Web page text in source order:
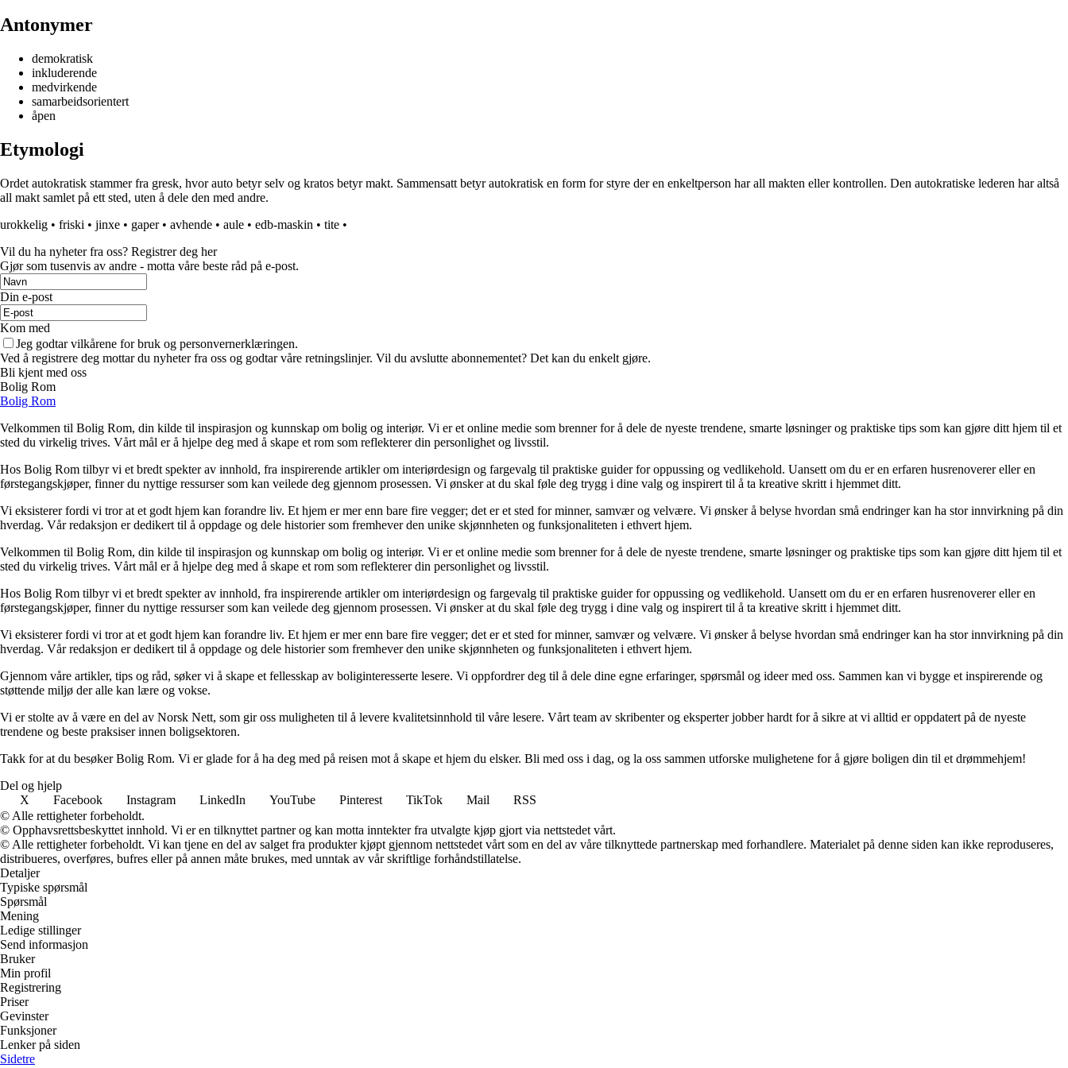
Antonymer
demokratisk
inkluderende
medvirkende
samarbeidsorientert
åpen
Etymologi
Ordet autokratisk stammer fra gresk, hvor auto betyr selv og kratos betyr makt. Sammensatt betyr autokratisk en form for styre der en enkeltperson har all makten eller kontrollen. Den autokratiske lederen har altså
all makt samlet på ett sted, uten å dele den med andre.
urokkelig • friski • jinxe • gaper• avhende • aule • edb-maskin • tite •
Vil du ha nyheter fra oss? Registrer deg her
Gjør som tusenvis av andre - motta våre beste råd på e-post.
Din e-post
Kom med
Jeg godtar vilkårene for bruk og personvernerklæringen.
Ved å registrere deg mottar du nyheter fra oss og godtar våre retningslinjer. Vil du avslutte abonnementet? Det kan du enkelt gjøre.
Bli kjent med oss
Bolig Rom
Bolig Rom
Velkommen til Bolig Rom, din kilde til inspirasjon og kunnskap om bolig og interiør. Vi er et online medie som brenner for å dele de nyeste trendene, smarte løsninger og praktiske tips som kan gjøre ditt hjem til et
sted du virkelig trives. Vårt mål er å hjelpe deg med å skape et rom som reflekterer din personlighet og livsstil.
Hos Bolig Rom tilbyr vi et bredt spekter av innhold, fra inspirerende artikler om interiørdesign og fargevalg til praktiske guider for oppussing og vedlikehold. Uansett om du er en erfaren husrenoverer eller en
førstegangskjøper, finner du nyttige ressurser som kan veilede deg gjennom prosessen. Vi ønsker at du skal føle deg trygg i dine valg og inspirert til å ta kreative skritt i hjemmet ditt.
Vi eksisterer fordi vi tror at et godt hjem kan forandre liv. Et hjem er mer enn bare fire vegger; det er et sted for minner, samvær og velvære. Vi ønsker å belyse hvordan små endringer kan ha stor innvirkning på din
hverdag. Vår redaksjon er dedikert til å oppdage og dele historier som fremhever den unike skjønnheten og funksjonaliteten i ethvert hjem.
Velkommen til Bolig Rom, din kilde til inspirasjon og kunnskap om bolig og interiør. Vi er et online medie som brenner for å dele de nyeste trendene, smarte løsninger og praktiske tips som kan gjøre ditt hjem til et
sted du virkelig trives. Vårt mål er å hjelpe deg med å skape et rom som reflekterer din personlighet og livsstil.
Hos Bolig Rom tilbyr vi et bredt spekter av innhold, fra inspirerende artikler om interiørdesign og fargevalg til praktiske guider for oppussing og vedlikehold. Uansett om du er en erfaren husrenoverer eller en
førstegangskjøper, finner du nyttige ressurser som kan veilede deg gjennom prosessen. Vi ønsker at du skal føle deg trygg i dine valg og inspirert til å ta kreative skritt i hjemmet ditt.
Vi eksisterer fordi vi tror at et godt hjem kan forandre liv. Et hjem er mer enn bare fire vegger; det er et sted for minner, samvær og velvære. Vi ønsker å belyse hvordan små endringer kan ha stor innvirkning på din
hverdag. Vår redaksjon er dedikert til å oppdage og dele historier som fremhever den unike skjønnheten og funksjonaliteten i ethvert hjem.
Gjennom våre artikler, tips og råd, søker vi å skape et fellesskap av boliginteresserte lesere. Vi oppfordrer deg til å dele dine egne erfaringer, spørsmål og ideer med oss. Sammen kan vi bygge et inspirerende og
støttende miljø der alle kan lære og vokse.
Vi er stolte av å være en del av Norsk Nett, som gir oss muligheten til å levere kvalitetsinnhold til våre lesere. Vårt team av skribenter og eksperter jobber hardt for å sikre at vi alltid er oppdatert på de nyeste
trendene og beste praksiser innen boligsektoren.
Takk for at du besøker Bolig Rom. Vi er glade for å ha deg med på reisen mot å skape et hjem du elsker. Bli med oss i dag, og la oss sammen utforske mulighetene for å gjøre boligen din til et drømmehjem!
Del og hjelp
X
Facebook Instagram LinkedIn YouTube Pinterest TikTok Mail
RSS
© Alle rettigheter forbeholdt.
© Opphavsrettsbeskyttet innhold. Vi er en tilknyttet partner og kan motta inntekter fra utvalgte kjøp gjort via nettstedet vårt.
© Alle rettigheter forbeholdt. Vi kan tjene en del av salget fra produkter kjøpt gjennom nettstedet vårt som en del av våre tilknyttede partnerskap med forhandlere. Materialet på denne siden kan ikke reproduseres,
distribueres, overføres, bufres eller på annen måte brukes, med unntak av vår skriftlige forhåndstillatelse.
Detaljer
Typiske spørsmål
Spørsmål
Mening
Ledige stillinger
Send informasjon
Bruker
Min profil
Registrering
Priser
Gevinster
Funksjoner
Lenker på siden
Sidetre